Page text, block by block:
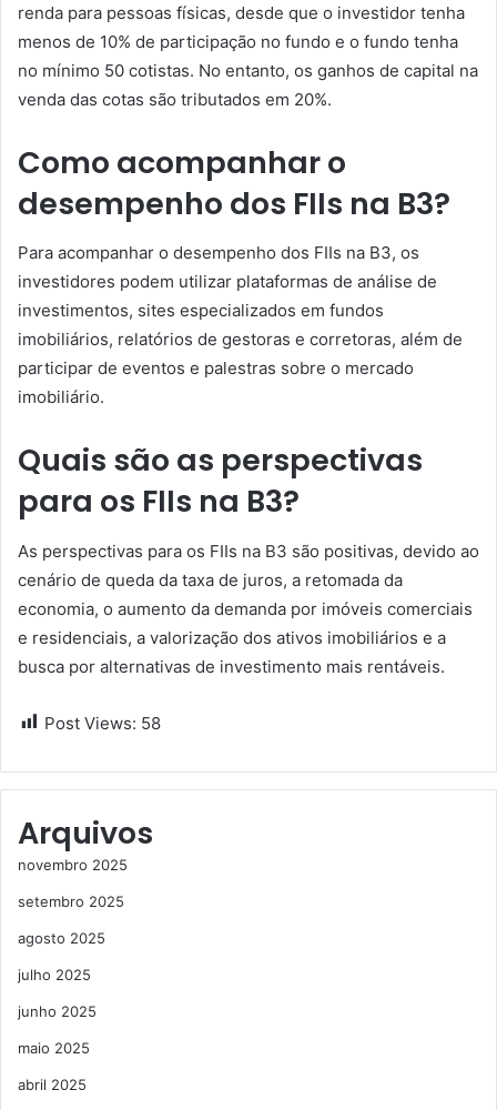
renda para pessoas físicas, desde que o investidor tenha
menos de 10% de participação no fundo e o fundo tenha
no mínimo 50 cotistas. No entanto, os ganhos de capital na
venda das cotas são tributados em 20%.
Como acompanhar o
desempenho dos FIIs na B3?
Para acompanhar o desempenho dos FIIs na B3, os
investidores podem utilizar plataformas de análise de
investimentos, sites especializados em fundos
imobiliários, relatórios de gestoras e corretoras, além de
participar de eventos e palestras sobre o mercado
imobiliário.
Quais são as perspectivas
para os FIIs na B3?
As perspectivas para os FIIs na B3 são positivas, devido ao
cenário de queda da taxa de juros, a retomada da
economia, o aumento da demanda por imóveis comerciais
e residenciais, a valorização dos ativos imobiliários e a
busca por alternativas de investimento mais rentáveis.
Post Views: 58
Arquivos
novembro 2025
setembro 2025
agosto 2025
julho 2025
junho 2025
maio 2025
abril 2025